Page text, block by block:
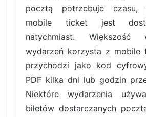
pocztą potrzebuje czasu,
mobile ticket jest
natychmiast. Większość
wydarzeń korzysta z
przychodzi jako kod
PDF kilka dni lub godzin
Niektóre wydarzenia
biletów dostarczanych